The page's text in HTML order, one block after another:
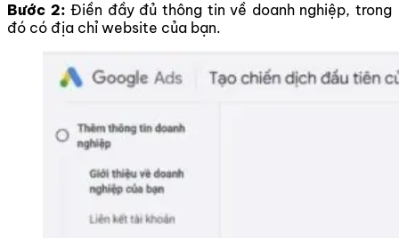
Bước 2: Điền đầy đủ thông tin về doanh nghiệp, trong
đó có địa chỉ website của bạn.